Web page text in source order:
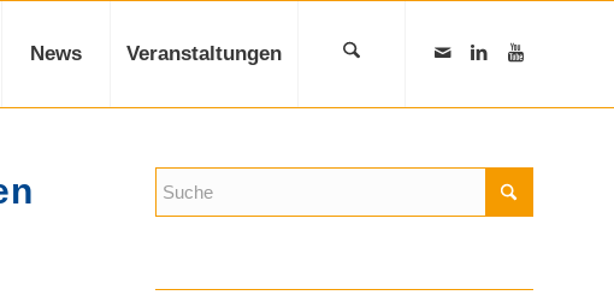
News Veranstaltungen